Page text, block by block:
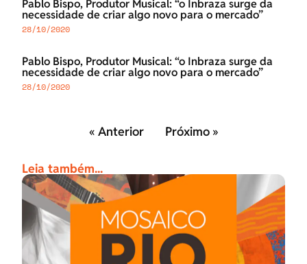
Pablo Bispo, Produtor Musical: “o Inbraza surge da
necessidade de criar algo novo para o mercado”
28/10/2020
Pablo Bispo, Produtor Musical: “o Inbraza surge da
necessidade de criar algo novo para o mercado”
28/10/2020
« Anterior Próximo »
Leia também...